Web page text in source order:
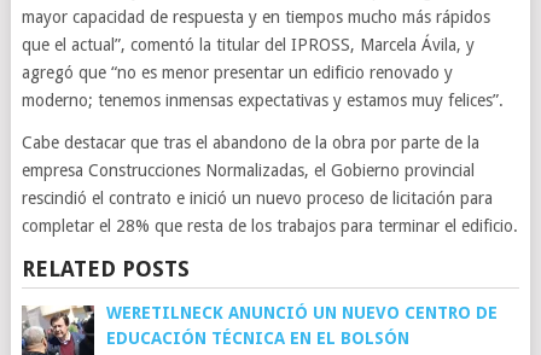
mayor capacidad de respuesta y en tiempos mucho más rápidos
que el actual”, comentó la titular del IPROSS, Marcela Ávila, y
agregó que “no es menor presentar un edificio renovado y
moderno; tenemos inmensas expectativas y estamos muy felices”.
Cabe destacar que tras el abandono de la obra por parte de la
empresa Construcciones Normalizadas, el Gobierno provincial
rescindió el contrato e inició un nuevo proceso de licitación para
completar el 28% que resta de los trabajos para terminar el edificio.
RELATED POSTS
WERETILNECK ANUNCIÓ UN NUEVO CENTRO DE
EDUCACIÓN TÉCNICA EN EL BOLSÓN